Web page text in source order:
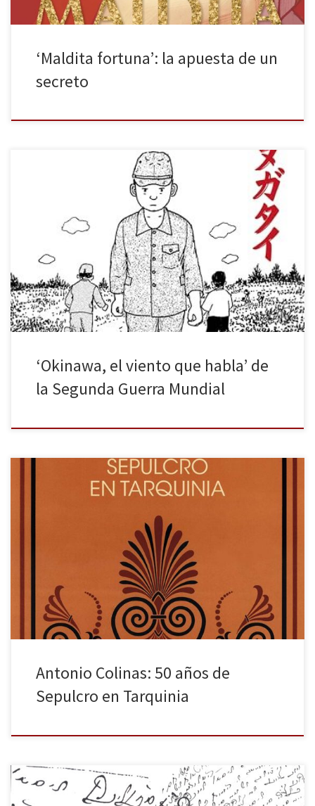
‘Maldita fortuna’: la apuesta de un
secreto
Podemos disfrutar de Okinawa, el viento que habla de Susumu
Higa gracias Reservoir Books. Las novelas gráficas (en cualquiera
de sus formatos) llevan años tratando de reflejar algunos de los
horrores de la historia moderna poniendo en el centro de los
relatos a personas concretas o grupos oprimidos. El en […]
‘Okinawa, el viento que habla’ de
la Segunda Guerra Mundial
Antonio Colinas (La Bañeza, 1946-) publicó Sepulcro en Tarquinia
en 1975 (Diputación Provincial de León, colección de poesía de la
Institución «Fray Bernardino de Sahagún», CSIC). Su éxito fue
inmediato: recibió numerosas reseñas en periódicos de tirada
nacional, le fue otorgado el Premio Nacional de la Crítica y se
reeditó […]
Antonio Colinas: 50 años de
Sepulcro en Tarquinia